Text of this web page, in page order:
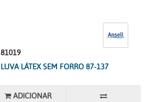
81019
LUVA LÁTEX SEM FORRO 87-137
ADICIONAR